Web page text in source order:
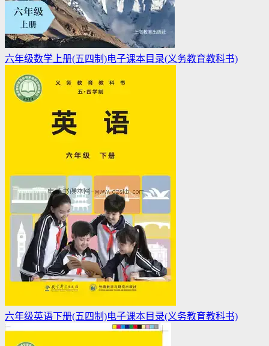
六年级数学上册(五四制)电子课本目录(义务教育教科书)
六年级英语下册(五四制)电子课本目录(义务教育教科书)